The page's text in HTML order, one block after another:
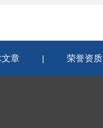
章 | 荣誉资质